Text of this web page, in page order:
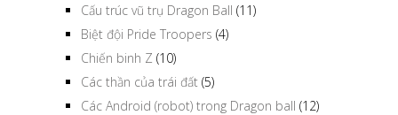
Cấu trúc vũ trụ Dragon Ball (11)
Biệt đội Pride Troopers (4)
Chiến binh Z (10)
Các thần của trái đất (5)
Các Android (robot) trong Dragon ball (12)